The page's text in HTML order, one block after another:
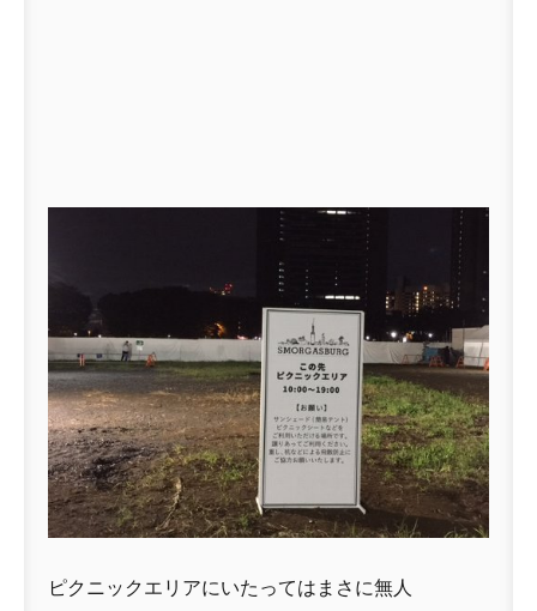
ピクニックエリアにいたってはまさに無人